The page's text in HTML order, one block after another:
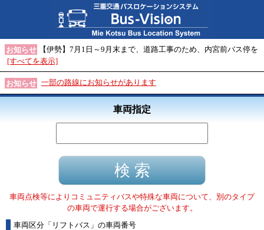
お知らせ
【伊勢】7月1日～9月末まで、道路工事のため、内宮前バス停を
[すべてを表示]
お知らせ 一部の路線にお知らせがあります
車両指定
車両点検等によりコミュニティバスや特殊な車両について、別のタイプ
の車両で運行する場合がございます。
車両区分 「 リフトバス 」 の車両番号